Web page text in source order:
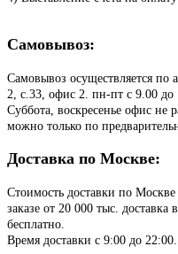
Самовывоз:
Самовывоз осуществляется по
2, с.33, офис 2. пн-пт с 9.00 до
Суббота, воскресенье офис не
можно только по
Доставка по Москве:
Стоимость доставки по
заказе от 20 000 тыс.
бесплатно.
Время доставки с 9:00 до 22:00.